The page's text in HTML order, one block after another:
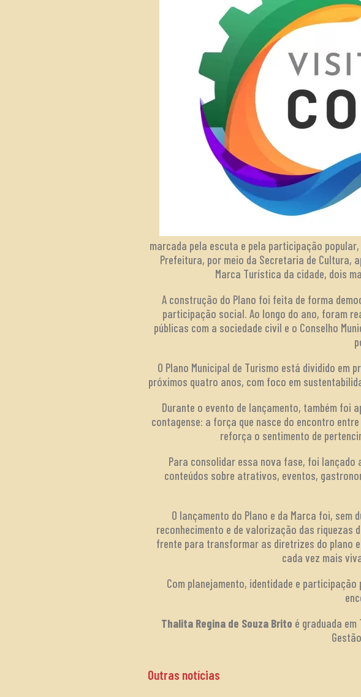
marcada pela escuta e pela participação
Prefeitura, por meio da Secretaria de Cultura,
Marca Turística da cidade, dois
A construção do Plano foi feita de forma
participação social. Ao longo do ano, foram
públicas com a sociedade civil e o Conselho
O Plano Municipal de Turismo está dividido
próximos quatro anos, com foco em
Durante o evento de lançamento, também foi
contagense: a força que nasce do encontro
reforça o sentimento de
Para consolidar essa nova fase, foi
conteúdos sobre atrativos, eventos,
O lançamento do Plano e da Marca foi,
reconhecimento e de valorização das riquezas
frente para transformar as diretrizes do plano
cada vez mais
Com planejamento, identidade e
Thalita Regina de Souza Brito é graduada em
Outras notícias